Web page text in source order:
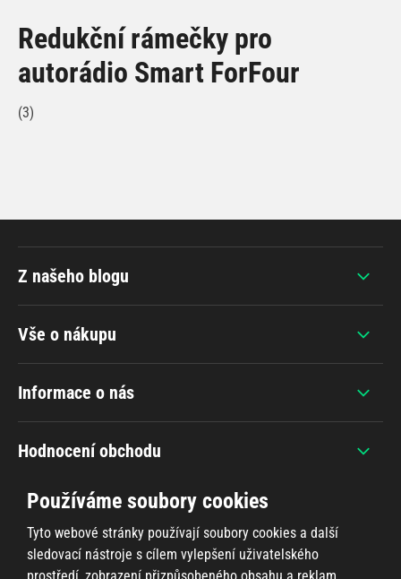
Redukční rámečky pro
autorádio Smart ForFour
(3)
Vše o nákupu
Informace o nás
Hodnocení obchodu
+420 607 383 838
Z našeho blogu
Používáme soubory cookies
Tyto webové stránky používají soubory cookies a další
sledovací nástroje s cílem vylepšení uživatelského